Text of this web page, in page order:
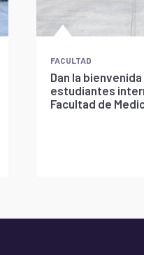
FACULTAD
Dan la bienvenida
estudiantes
Facultad de